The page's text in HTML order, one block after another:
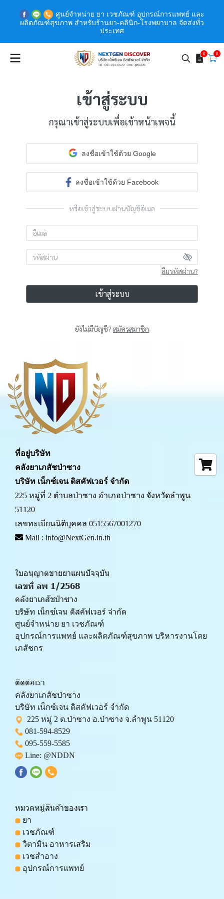
ศูนย์จำหน่าย ยา เวชภัณฑ์ อุปกรณ์การแพทย์ และ
ผลิตภัณฑ์สุขภาพ สำหรับร้านยา-คลินิก-โรงพยาบาล จัดส่งทั่ว
ประเทศ
0 0
เข้าสู่ระบบ
กรุณาเข้าสู่ระบบเพื่อเข้าหน้าเพจนี้
ลงชื่อเข้าใช้ด้วย Google
ลงชื่อเข้าใช้ด้วย Facebook
หรือเข้าสู่ระบบผ่านบัญชีอีเมล
ลืมรหัสผ่าน?
เข้าสู่ระบบ
ยังไม่มีบัญชี? สมัครสมาชิก
ที่อยู่บริษัท
คลังยาเภสัชป่าซาง
บริษัท เน็กซ์เจน ดิสคัฟเวอร์ จำกัด
225 หมู่ที่ 2 ตำบลป่าซาง อำเภอป่าซาง จังหวัดลำพูน
51120
เลขทะเบียนนิติบุคคล 0515567001270
Mail : info@NextGen.in.th
ใบอนุญาตขายยาแผนปัจจุบัน
เลขที่ ลพ 1/2568
คลังยาเภสัชป่าซาง
บริษัท เน็กซ์เจน ดิสคัฟเวอร์ จำกัด
ศูนย์จำหน่าย ยา เวชภัณฑ์
﻿อุปกรณ์การแพทย์ และผลิตภัณฑ์สุขภาพ บริหารงานโดย
เภสัชกร
ติดต่อเรา
คลังยาเภสัชป่าซาง
บริษัท เน็กซ์เจน ดิสคัฟเวอร์ จำกัด
225 หมู่ 2 ต.ป่าซาง อ.ป่าซาง จ.ลำพูน 51120
081-594-8529
095-559-5585
Line: @NDDN
หมวดหมู่สินค้าของเรา
ยา
เวชภัณฑ์
วิตามิน อาหารเสริม
เวชสำอาง
อุปกรณ์การแพทย์